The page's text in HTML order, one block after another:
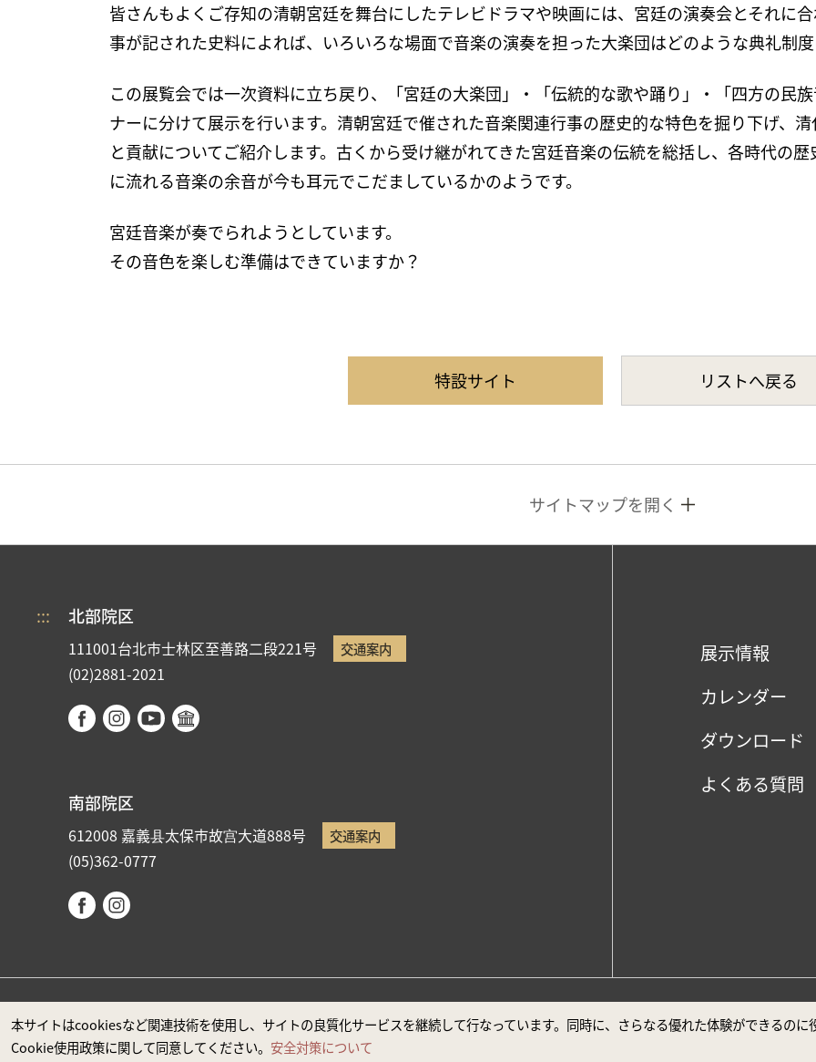
本サイトはcookiesなど関連技術を使用し、サイトの良質化サービスを継続して行なっています。同時に、さらなる優れた体験ができるの
Cookie使用政策に関して同意してください。 安全対策について
皆さんもよくご存知の清朝宮廷を舞台にしたテレビドラマや映画には、宮廷の演奏会とそれに
事が記された史料によれば、いろいろな場面で音楽の演奏を担った大楽団はどのような典礼制
この展覧会では一次資料に立ち戻り、「宮廷の大楽団」・「伝統的な歌や踊り」・「四方の民
ナーに分けて展示を行います。清朝宮廷で催された音楽関連行事の歴史的な特色を掘り下げ、
と貢献についてご紹介します。古くから受け継がれてきた宮廷音楽の伝統を総括し、各時代の
に流れる音楽の余音が今も耳元でこだましているかのようです。
宮廷音楽が奏でられようとしています。
その音色を楽しむ準備はできていますか？
特設サイト リストへ戻る
サイトマップを開く
::: 北部院区
111001台北市士林区至善路二段221号 交通案内
(02)2881-2021
南部院区
612008 嘉義县太保市故宫大道888号 交通案内
(05)362-0777
展示情報
カレンダー
ダウンロード
よくある質問
国立故宮博物院著作権所有 本サイトはMicrosoft Edge、Google Chrome最新バージョンでの閲覧を推奨しております
政府ウエブサイト資料公開公告
プライバシーに関する声明